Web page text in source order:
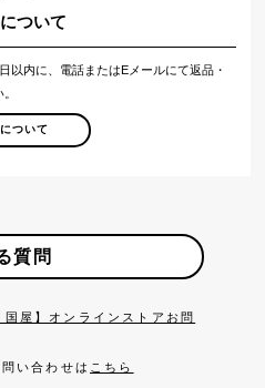
ついて
以内に、電話またはEメールにて返品・
ついて
質問
国屋】オンラインストアお問
い合わせは こちら